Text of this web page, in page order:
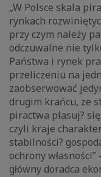
„W Polsce skala
rynkach
przy czym należy
odczuwalne nie
Państwa i rynek
przeliczeniu na
zaobserwować
drugim krańcu, ze
piractwa plasuj?
czyli kraje
stabilności?
ochrony
główny doradca